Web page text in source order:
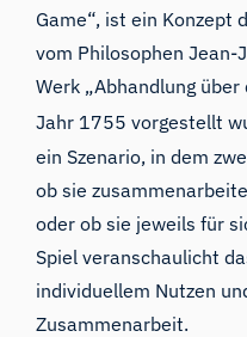
Game“, ist ein Konzept
vom Philosophen Jean-
Werk „Abhandlung
Jahr 1755 vorgestellt
ein Szenario, in dem
ob sie
oder ob sie jeweils für
Spiel veranschaulicht
individuellem Nutzen
Zusammenarbeit.